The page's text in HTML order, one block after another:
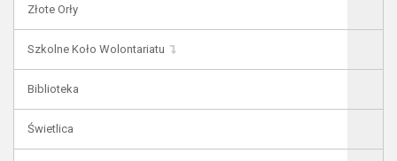
Złote Orły
Szkolne Koło Wolontariatu
Biblioteka
Świetlica